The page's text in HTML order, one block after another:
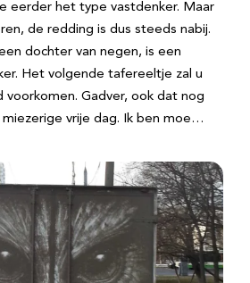
eerder het type vastdenker. Maar
de redding is dus steeds nabij.
dochter van negen, is een
Het volgende tafereeltje zal u
voorkomen. Gadver, ook dat nog
vrije dag. Ik ben moe…